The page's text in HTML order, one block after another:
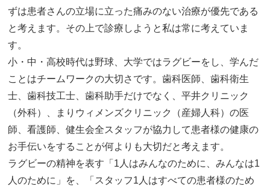
ずは患者さんの立場に立った痛みのない治療が優先である
と考えます。その上で診療しようと私は常に考えていま
す。
小・中・高校時代は野球、大学ではラグビーをし、学んだ
ことはチームワークの大切さです。歯科医師、歯科衛生
士、歯科技工士、歯科助手だけでなく、平井クリニック
（外科）、まりウィメンズクリニック（産婦人科）の医
師、看護師、健生会全スタッフが協力して患者様の健康の
お手伝いをすることが何よりも大切だと考えます。
ラグビーの精神を表す「1人はみんなのために、みんなは1
人のために」を、「スタッフ1人はすべての患者様のため